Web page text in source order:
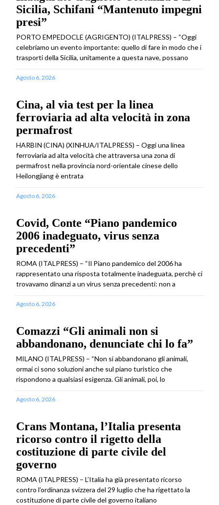
Sicilia, Schifani “Mantenuto impegni
presi”
PORTO EMPEDOCLE (AGRIGENTO) (ITALPRESS) – “Oggi
celebriamo un evento importante: quello di fare in modo che i
trasporti della Sicilia, unitamente a questa nave, possano
Agosto 6, 2026
Cina, al via test per la linea
ferroviaria ad alta velocità in zona
permafrost
HARBIN (CINA) (XINHUA/ITALPRESS) – Oggi una linea
ferroviaria ad alta velocità che attraversa una zona di
permafrost nella provincia nord-orientale cinese dello
Heilongjiang è entrata
Agosto 6, 2026
Covid, Conte “Piano pandemico
2006 inadeguato, virus senza
precedenti”
ROMA (ITALPRESS) – “Il Piano pandemico del 2006 ha
rappresentato una risposta totalmente inadeguata, perchè ci
trovavamo dinanzi a un virus senza precedenti: non a
Agosto 6, 2026
Comazzi “Gli animali non si
abbandonano, denunciate chi lo fa”
MILANO (ITALPRESS) – “Non si abbandonano gli animali,
ormai ci sono soluzioni anche sul piano turistico che
rispondono a qualsiasi esigenza. Gli animali, poi, lo
Agosto 6, 2026
Crans Montana, l’Italia presenta
ricorso contro il rigetto della
costituzione di parte civile del
governo
ROMA (ITALPRESS) – L’Italia ha già presentato ricorso
contro l’ordinanza svizzera del 29 luglio che ha rigettato la
costituzione di parte civile del governo italiano